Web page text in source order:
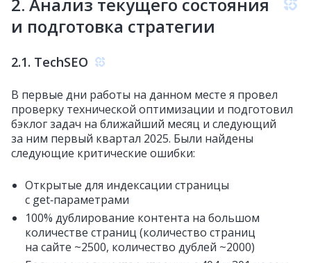
и подготовка стратегии
2.1. TechSEO
В первые дни работы на данном месте я провел
проверку технической оптимизации и подготовил
бэклог задач на ближайший месяц и следующий
за ним первый квартал 2025. Были найдены
следующие критические ошибки:
Открытые для индексации страницы
с get‑параметрами
100% дублирование контента на большом
количестве страниц (количество страниц
на сайте ~2500, количество дублей ~2000)